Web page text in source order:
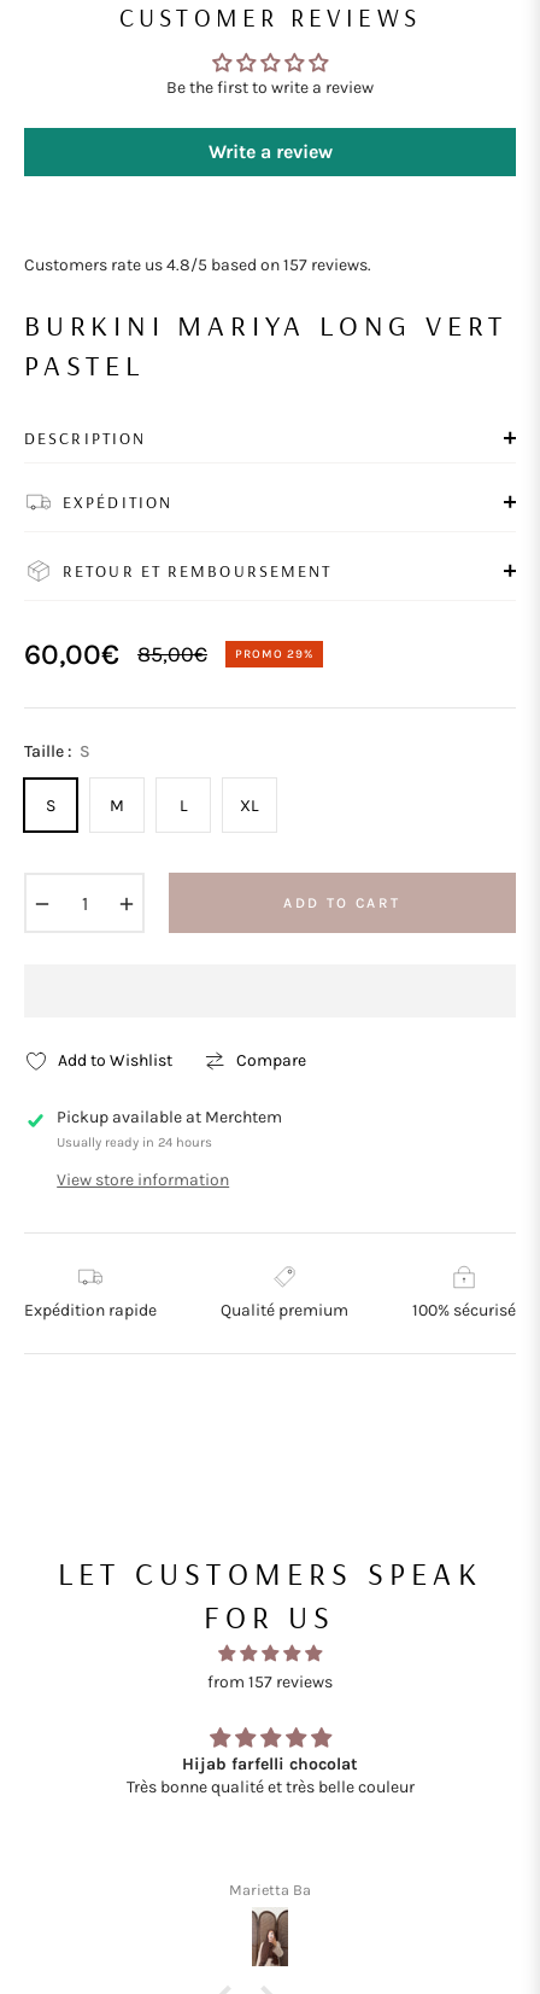
CUSTOMER REVIEWS
Be the first to write a review
Write a review
Customers rate us 4.8/5 based on 157 reviews.
BURKINI MARIYA LONG VERT
PASTEL
DESCRIPTION
EXPÉDITION
RETOUR ET REMBOURSEMENT
60,00€
Regular
85,00€ PROMO 29%
Taille : S
S M L XL
ADD TO CART
Add to Wishlist Compare
Pickup available at Merchtem
Usually ready in 24 hours
View store information
Expédition rapide Qualité premium 100% sécurisé
LET CUSTOMERS SPEAK
FOR US
from 157 reviews
Hijab farfelli chocolat
Très bonne qualité et très belle couleur
Marietta Ba